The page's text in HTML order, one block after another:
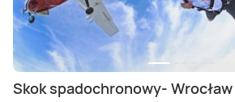
Skok spadochronowy- Wrocław